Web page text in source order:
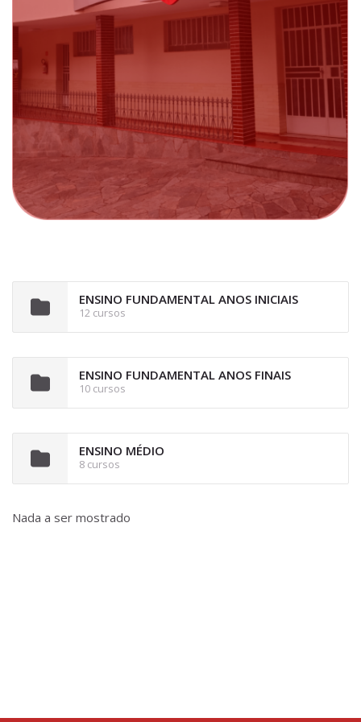
ENSINO FUNDAMENTAL ANOS INICIAIS
12 cursos
ENSINO FUNDAMENTAL ANOS FINAIS
10 cursos
ENSINO MÉDIO
8 cursos
Nada a ser mostrado